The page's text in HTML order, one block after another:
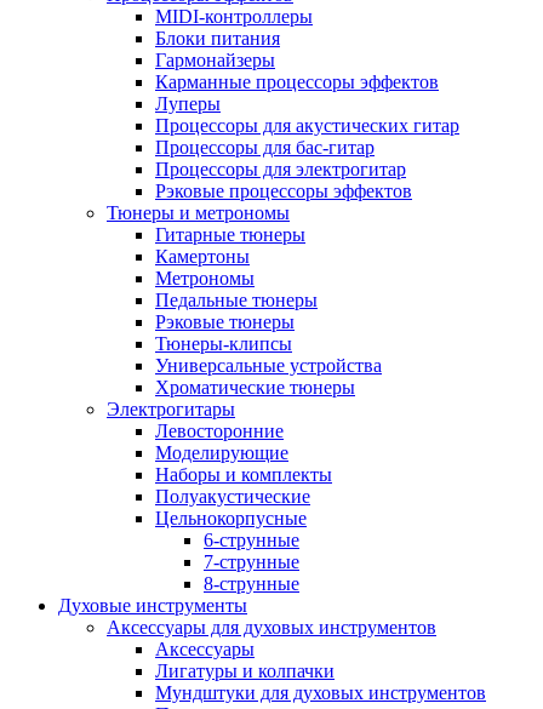
MIDI-контроллеры
Блоки питания
Гармонайзеры
Карманные процессоры эффектов
Луперы
Процессоры для акустических гитар
Процессоры для бас-гитар
Процессоры для электрогитар
Рэковые процессоры эффектов
Тюнеры и метрономы
Гитарные тюнеры
Камертоны
Метрономы
Педальные тюнеры
Рэковые тюнеры
Тюнеры-клипсы
Универсальные устройства
Хроматические тюнеры
Электрогитары
Левосторонние
Моделирующие
Наборы и комплекты
Полуакустические
Цельнокорпусные
6-струнные
7-струнные
8-струнные
Духовые инструменты
Аксессуары для духовых инструментов
Аксессуары
Лигатуры и колпачки
Мундштуки для духовых инструментов